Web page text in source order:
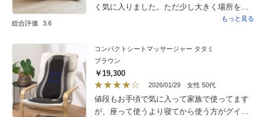
総合評価 3.6
く気に入りました。ただ少し大きく場所を取
もっと見る
コンパクトシートマッサージャー タタミ
ブラウン
￥19,300
2026/01/29 女性 50代
値段もお手頃で気に入って家族で使ってます
が、座って使うより寝てから使う方がグイグ